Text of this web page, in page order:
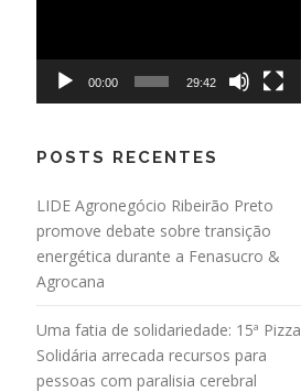
00:00 29:42
POSTS RECENTES
LIDE Agronegócio Ribeirão Preto
promove debate sobre transição
energética durante a Fenasucro &
Agrocana
Uma fatia de solidariedade: 15ª Pizza
Solidária arrecada recursos para
pessoas com paralisia cerebral